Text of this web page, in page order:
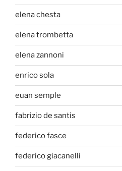
elena chesta
elena trombetta
elena zannoni
enrico sola
euan semple
fabrizio de santis
federico fasce
federico giacanelli